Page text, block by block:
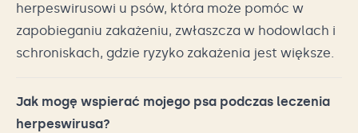
herpeswirusowi u psów, która może pomóc w
zapobieganiu zakażeniu, zwłaszcza w hodowlach i
schroniskach, gdzie ryzyko zakażenia jest większe.
Jak mogę wspierać mojego psa podczas leczenia
herpeswirusa?